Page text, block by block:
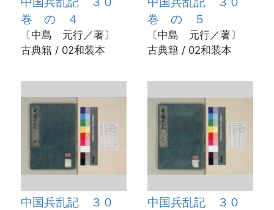
巻 の ４
〔中島 元行／著〕
古典籍 / 02和装本
巻 の ５
〔中島 元行／著〕
古典籍 / 02和装本
中国兵乱記 ３０
中国兵乱記 ３０